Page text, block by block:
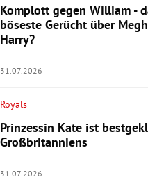
Komplott gegen William -
böseste Gerücht über
Harry?
31.07.2026
Royals
Prinzessin Kate ist
Großbritanniens
31.07.2026